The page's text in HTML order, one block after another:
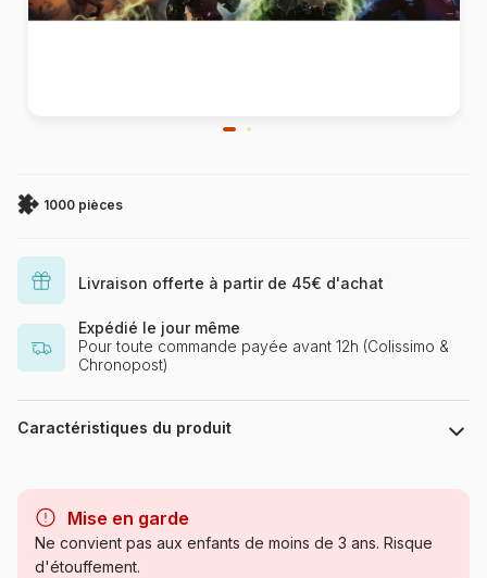
1000 pièces
Livraison offerte à partir de 45€ d'achat
Expédié le jour même
Pour toute commande payée avant 12h (Colissimo &
Chronopost)
Caractéristiques du produit
Catégorie
Mise en garde
Ne convient pas aux enfants de moins de 3 ans. Risque
d'étouffement.